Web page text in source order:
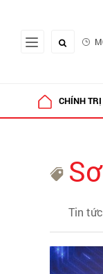
CHÍNH
Tin